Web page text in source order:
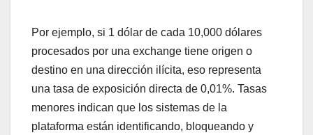
Por ejemplo, si 1 dólar de cada 10,000 dólares
procesados por una exchange tiene origen o
destino en una dirección ilícita, eso representa
una tasa de exposición directa de 0,01%. Tasas
menores indican que los sistemas de la
plataforma están identificando, bloqueando y